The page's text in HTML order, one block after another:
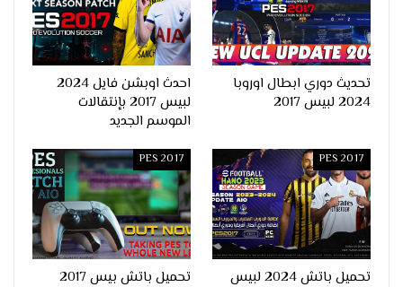
تحديث دوري ابطال اوروبا
2024 لبيس 2017
احدث اوبشن فايل 2024
لبيس 2017 بإنتقالات
الموسم الجديد
PES 2017
تحميل باتش 2024 لبيس
PES 2017
تحميل باتش بيس 2017